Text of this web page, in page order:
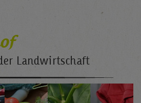
Landwirtschaft